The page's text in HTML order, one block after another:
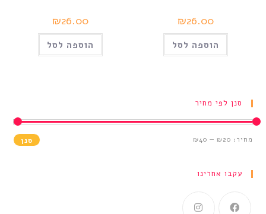
₪26.00
הוספה לסל
₪26.00
הוספה לסל
סנן לפי מחיר
סנן מחיר: ₪20
—
₪40
עקבו אחרינו